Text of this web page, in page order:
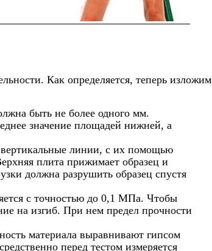
Как определяется, теперь изложим
быть не более одного мм.
значение площадей нижней, а
вертикальные линии, с их помощью
плита прижимает образец и
должна разрушить образец спустя
с точностью до 0,1 МПа. Чтобы
на изгиб. При нем предел прочности
материала выравнивают гипсом
перед тестом измеряется